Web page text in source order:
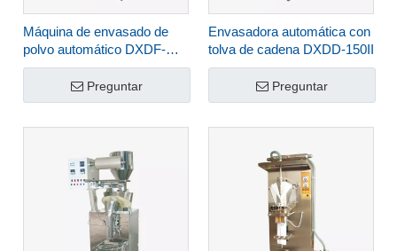
Máquina de envasado de
polvo automático DXDF-
100AX
Preguntar
Envasadora automática con
tolva de cadena DXDD-150II
Preguntar